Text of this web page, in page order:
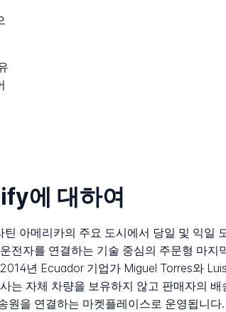
에 대하여
틴 아메리카의 주요 도시에서 당일 및 익일
전자를 연결하는 기술 중심의 주문형 마지
년 Ecuador 기업가 Miguel Torres와
는 자체 차량을 보유하지 않고 판매자의 배
원을 연결하는 마켓플레이스로 운영됩니다.